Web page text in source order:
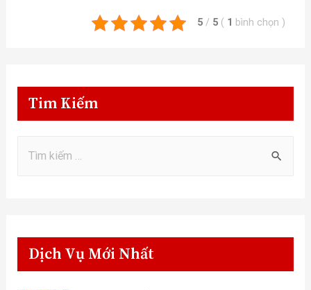
5 / 5 ( 1 bình chọn )
Tim Kiếm
Dịch Vụ Mới Nhất